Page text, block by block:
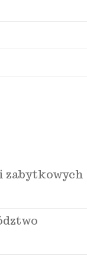
zabytkowych